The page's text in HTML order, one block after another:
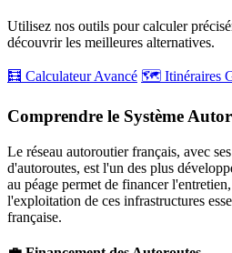
Utilisez nos outils pour calculer
découvrir les meilleures alternatives.
🧮 Calculateur Avancé 🗺️ Itinéraires
Comprendre le Système
Le réseau autoroutier français, avec ses
d'autoroutes, est l'un des plus
au péage permet de financer
l'exploitation de ces infrastructures
française.